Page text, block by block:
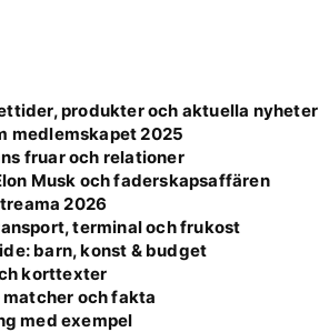
produkter och aktuella nyheter
medlemskapet 2025
fruar och relationer
Musk och faderskapsaffären
2026
terminal och frukost
barn, konst & budget
korttexter
och fakta
med exempel